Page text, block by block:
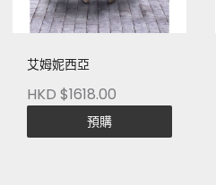
艾姆妮西亞
HKD $1618.00
預購